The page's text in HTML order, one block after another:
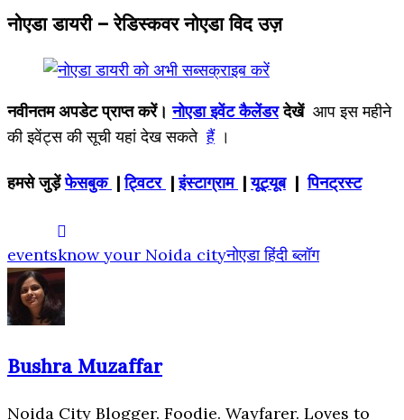
नोएडा डायरी – रेडिस्कवर नोएडा विद उज़
नवीनतम अपडेट प्राप्त करें।नोएडा इवेंट कैलेंडरदेखें आप इस महीने
की इवेंट्स की सूची यहां देख सकतेहैं।
हमसे जुड़ेंफेसबुक |ट्विटर |इंस्टाग्राम |यूट्यूब|पिनट्रस्ट
eventsknow your Noida cityनोएडा हिंदी ब्लॉग
Bushra Muzaffar
Noida City Blogger. Foodie. Wayfarer. Loves to